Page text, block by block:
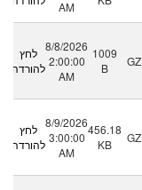
AM
לחץ
להורדה
8/8/2026
2:00:00
AM
1009
B
GZ
לחץ
להורדה
8/9/2026
3:00:00
AM
456.18
KB
GZ